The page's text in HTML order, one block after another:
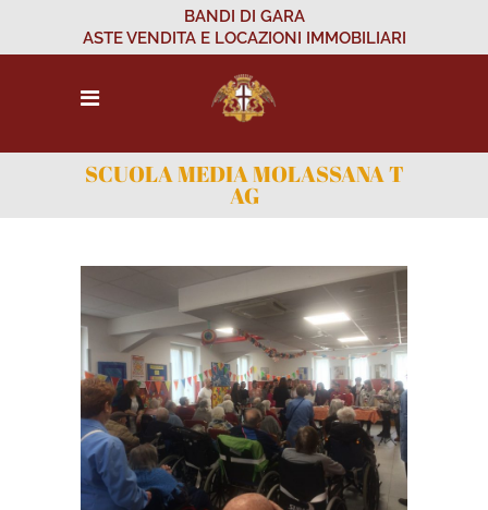
BANDI DI GARA
ASTE VENDITA E LOCAZIONI IMMOBILIARI
SCUOLA MEDIA MOLASSANA T
AG